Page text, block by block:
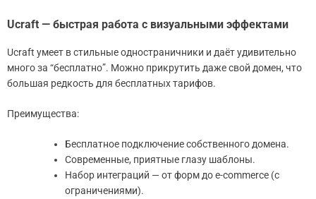
Ucraft — быстрая работа с визуальными эффектами
Ucraft умеет в стильные одностраничники и даёт удивительно
много за “бесплатно”. Можно прикрутить даже свой домен, что
большая редкость для бесплатных тарифов.
Преимущества:
Бесплатное подключение собственного домена.
Современные, приятные глазу шаблоны.
Набор интеграций — от форм до e-commerce (с
ограничениями).